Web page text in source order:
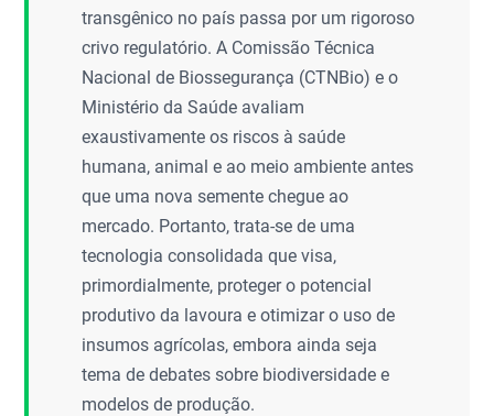
transgênico no país passa por um rigoroso
crivo regulatório. A Comissão Técnica
Nacional de Biossegurança (CTNBio) e o
Ministério da Saúde avaliam
exaustivamente os riscos à saúde
humana, animal e ao meio ambiente antes
que uma nova semente chegue ao
mercado. Portanto, trata-se de uma
tecnologia consolidada que visa,
primordialmente, proteger o potencial
produtivo da lavoura e otimizar o uso de
insumos agrícolas, embora ainda seja
tema de debates sobre biodiversidade e
modelos de produção.